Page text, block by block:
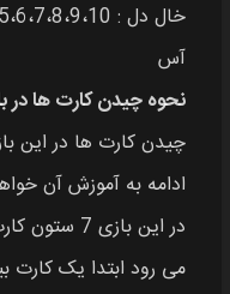
آس
نحوه چیدن کارت ها در
چیدن کارت ها در این
ادامه به آموزش آن
در این
می رود ابتدا یک کارت